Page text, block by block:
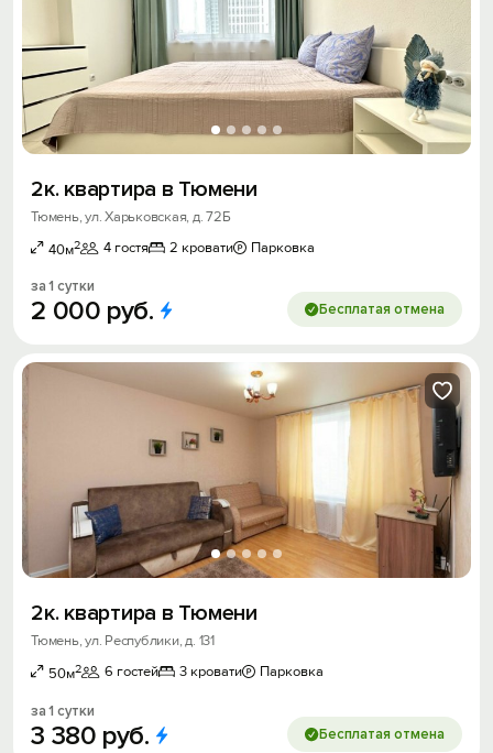
2к. квартира в Тюмени
Тюмень, ул. Харьковская, д. 72Б
40м2 4 гостя 2 кровати Парковка
за 1 сутки
2 000 руб. Бесплатая отмена
2к. квартира в Тюмени
Тюмень, ул. Республики, д. 131
50м2 6 гостей 3 кровати Парковка
за 1 сутки
3 380 руб. Бесплатая отмена